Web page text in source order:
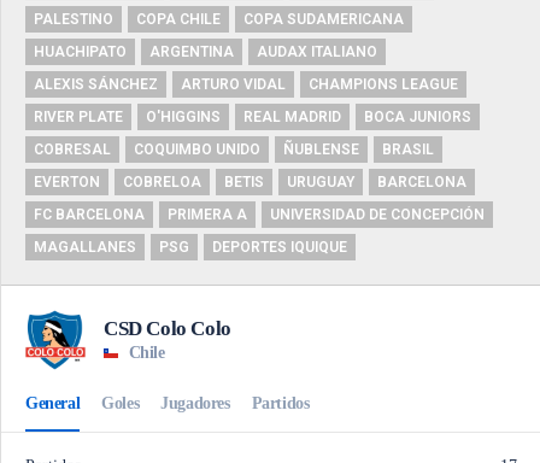
PALESTINO
COPA CHILE
COPA SUDAMERICANA
HUACHIPATO
ARGENTINA
AUDAX ITALIANO
ALEXIS SÁNCHEZ
ARTURO VIDAL
CHAMPIONS LEAGUE
RIVER PLATE
O'HIGGINS REAL MADRID
BOCA JUNIORS
COBRESAL
COQUIMBO UNIDO ÑUBLENSE
BRASIL
EVERTON
COBRELOA BETIS URUGUAY
BARCELONA
FC BARCELONA
PRIMERA A
UNIVERSIDAD DE CONCEPCIÓN
MAGALLANES
PSG DEPORTES IQUIQUE